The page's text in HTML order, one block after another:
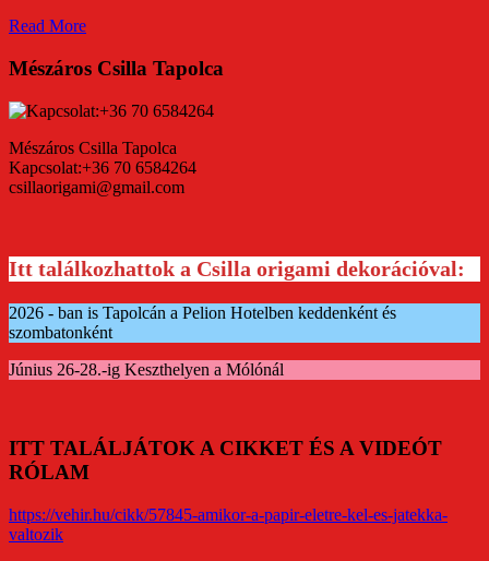
Read More
Mészáros Csilla Tapolca
Mészáros Csilla Tapolca
Kapcsolat:+36 70 6584264
csillaorigami@gmail.com
Itt találkozhattok a Csilla origami dekorációval:
2026 - ban is Tapolcán a Pelion Hotelben keddenként és
szombatonként
Június 26-28.-ig Keszthelyen a Mólónál
ITT TALÁLJÁTOK A CIKKET ÉS A VIDEÓT
RÓLAM
https://vehir.hu/cikk/57845-amikor-a-papir-eletre-kel-es-jatekka-
valtozik